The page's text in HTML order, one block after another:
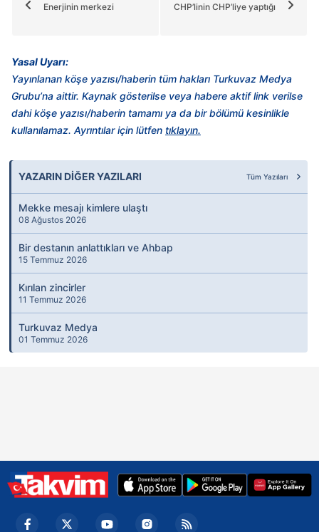
Enerjinin merkezi CHP’linin CHP’liye yaptığı
Yasal Uyarı:
Yayınlanan köşe yazısı/haberin tüm hakları Turkuvaz Medya
Grubu’na aittir. Kaynak gösterilse veya habere aktif link verilse
dahi köşe yazısı/haberin tamamı ya da bir bölümü kesinlikle
kullanılamaz. Ayrıntılar için lütfen tıklayın.
YAZARIN DİĞER YAZILARI Tüm Yazıları
Mekke mesajı kimlere ulaştı
08 Ağustos 2026
Bir destanın anlattıkları ve Ahbap
15 Temmuz 2026
Kırılan zincirler
11 Temmuz 2026
Turkuvaz Medya
01 Temmuz 2026